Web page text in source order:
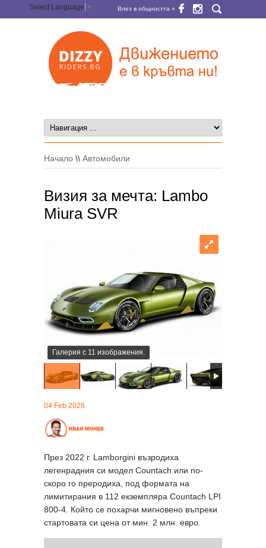
Select Language ▼ Влез в общността »
Начало \\ Автомобили
Визия за мечта: Lambo
Miura SVR
Галерия с 11 изображения.
04 Feb 2026
През 2022 г. Lamborgini възродиха
легенрадния си модел Countach или по-
скоро го преродиха, под формата на
лимитирания в 112 екземпляра Countach LPI
800-4. Който се похарчи мигновенo въпреки
стартовата си цена от мин. 2 млн. евро.